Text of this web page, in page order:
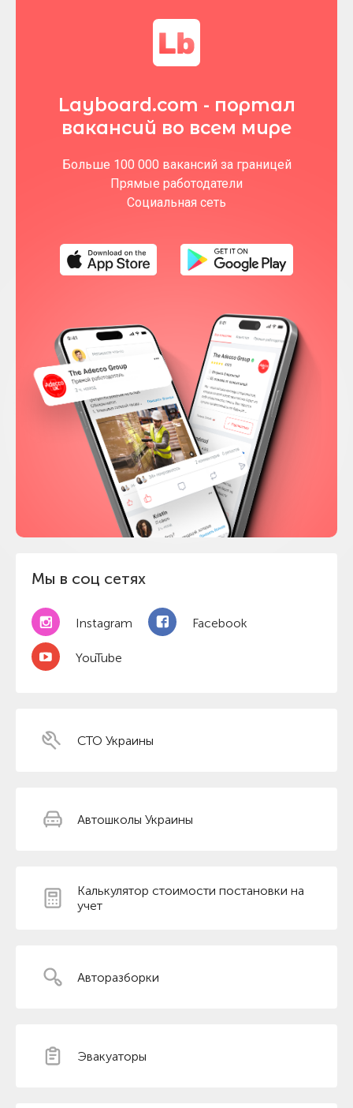
Мы в соц сетях
Instagram Facebook
YouTube
Layboard.com - портал
вакансий во всем мире
Больше 100 000 вакансий за границей
Прямые работодатели
Социальная сеть
СТО Украины
Автошколы Украины
Калькулятор стоимости постановки на
учет
Авторазборки
Эвакуаторы